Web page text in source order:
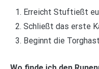
Erreicht Stuftießt
Schließt das erste
Beginnt die